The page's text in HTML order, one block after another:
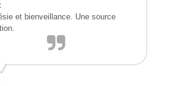
et bienveillance. Une source